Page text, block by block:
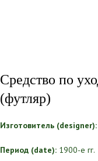
Средство по
(футляр)
Изготовитель (designer):
Период (date): 1900-е гг.